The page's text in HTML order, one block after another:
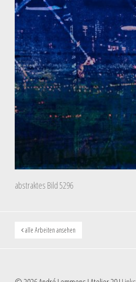
abstraktes Bild 5296
alle Arbeiten ansehen